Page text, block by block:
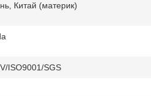
Китай (материк)
ISO9001/SGS